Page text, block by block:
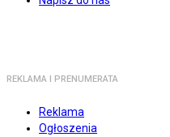
REKLAMA I PRENUMERATA
Reklama
Ogłoszenia